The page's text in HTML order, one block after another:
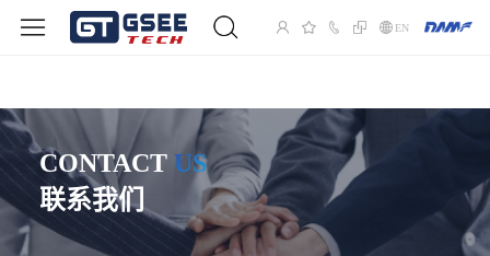
EN
CONTACT US
联系我们